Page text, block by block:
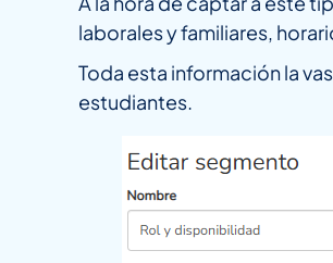
laborales y familiares,
Toda esta información la
estudiantes.